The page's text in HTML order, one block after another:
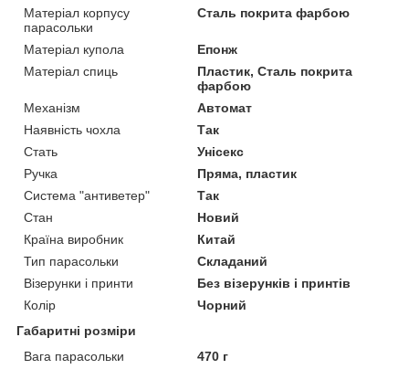
Матеріал корпусу
парасольки
Сталь покрита фарбою
Матеріал купола
Епонж
Матеріал спиць
Пластик, Сталь покрита
фарбою
Механізм
Автомат
Наявність чохла
Так
Стать
Унісекс
Ручка
Пряма, пластик
Система "антиветер"
Так
Стан
Новий
Країна виробник
Китай
Тип парасольки
Складаний
Візерунки і принти
Без візерунків і принтів
Колір
Чорний
Габаритні розміри
Вага парасольки
470 г